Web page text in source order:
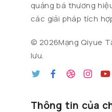
quảng bá thương
các giải pháp tích
© 2026Mạng Qiyue
lưu.
Thông tin của